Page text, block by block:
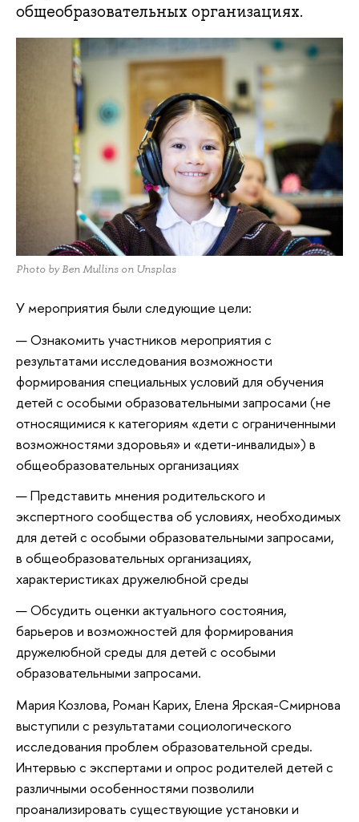
общеобразовательных организациях.
Photo by Ben Mullins on Unsplas
У мероприятия были следующие цели:
Ознакомить участников мероприятия с
результатами исследования возможности
формирования специальных условий для обучения
детей с особыми образовательными запросами (не
относящимися к категориям «дети с ограниченными
возможностями здоровья» и «дети-инвалиды») в
общеобразовательных организациях
Представить мнения родительского и
экспертного сообщества об условиях, необходимых
для детей с особыми образовательными запросами,
в общеобразовательных организациях,
характеристиках дружелюбной среды
Обсудить оценки актуального состояния,
барьеров и возможностей для формирования
дружелюбной среды для детей с особыми
образовательными запросами.
Мария Козлова, Роман Карих, Елена Ярская-Смирнова
выступили с результатами социологического
исследования проблем образовательной среды.
Интервью с экспертами и опрос родителей детей с
различными особенностями позволили
проанализировать существующие установки и